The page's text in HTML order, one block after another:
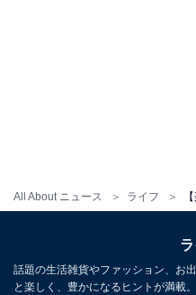
All About ニュース ライフ
話題の生活雑貨やファッション、お
と楽しく、豊かになるヒントが満載